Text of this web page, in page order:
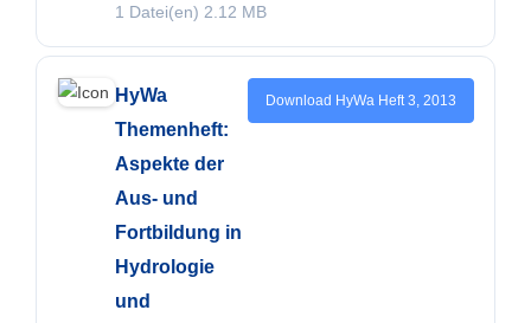
1 Datei(en) 2.12 MB
HyWa
Themenheft:
Aspekte der
Aus- und
Fortbildung in
Hydrologie
und
Download HyWa Heft 3, 2013